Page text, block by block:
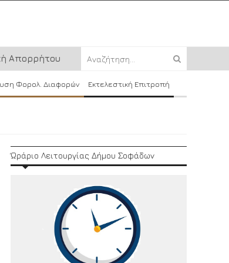
Απορρήτου
Φορολ. Διαφορών Εκτελεστική Επιτροπή
Ώράριο Λειτουργίας Δήμου Σοφάδων